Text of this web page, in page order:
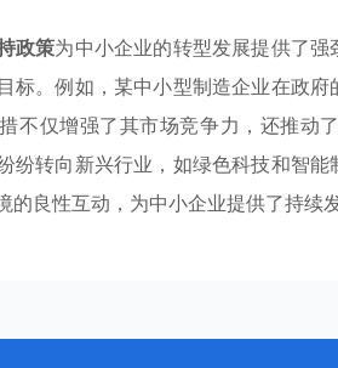
政策为中小企业的转型发展提供了
标。例如，某中小型制造企业在政
不仅增强了其市场竞争力，还推动
纷转向新兴行业，如绿色科技和智
的良性互动，为中小企业提供了持续